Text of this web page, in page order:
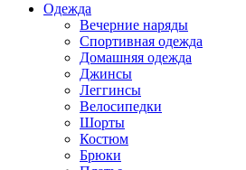
Одежда
Вечерние наряды
Спортивная одежда
Домашняя одежда
Джинсы
Леггинсы
Велосипедки
Шорты
Костюм
Брюки